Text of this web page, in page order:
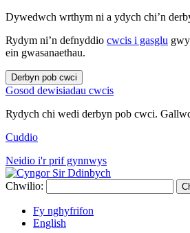
Dywedwch wrthym ni a ydych chi’n
Rydym ni’n defnyddio cwcis i gasglu
ein gwasanaethau.
Derbyn pob cwci
Gosod dewisiadau cwcis
Rydych chi wedi derbyn pob cwci.
Cuddio
Neidio i'r prif gynnwys
Chwilio:
Fy nghyfrifon
English